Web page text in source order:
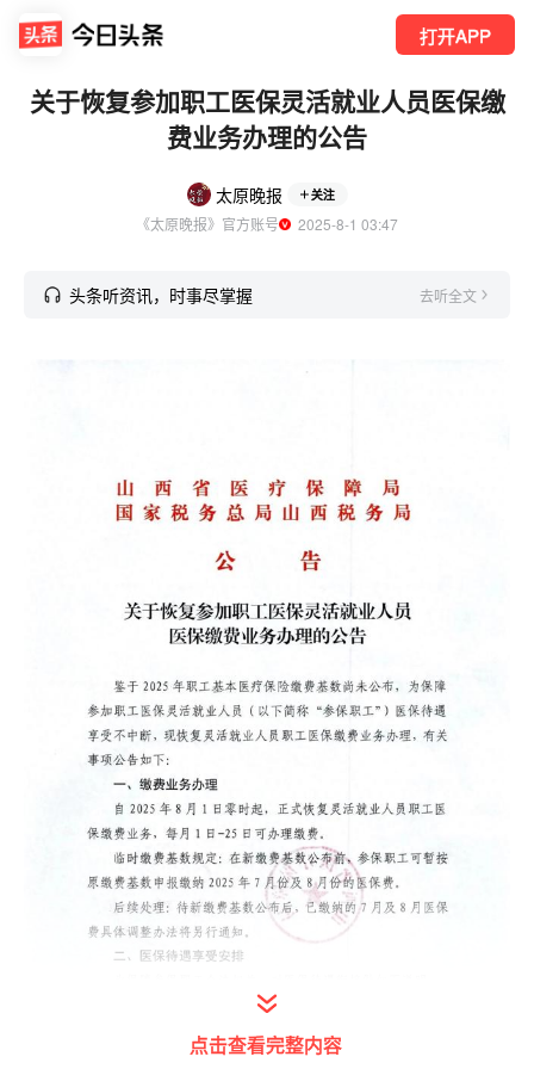
打开APP
关于恢复参加职工医保灵活就业人员医保缴
费业务办理的公告
太原晚报 关注
《太原晚报》官方账号
  2025-8-1 03:47
头条听资讯，时事尽掌握 去听全文
点击查看完整内容